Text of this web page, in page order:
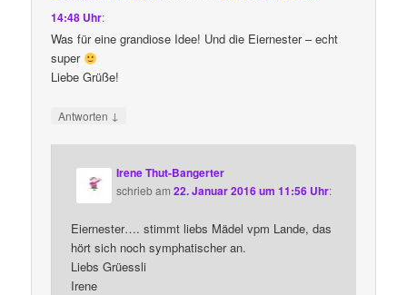
14:48 Uhr:
Was für eine grandiose Idee! Und die Eiernester – echt
super
Liebe Grüße!
Antworten ↓
Irene Thut-Bangerter
schriebam22. Januar 2016 um 11:56 Uhr:
Eiernester…. stimmt liebs Mädel vpm Lande, das
hört sich noch symphatischer an.
Liebs Grüessli
Irene